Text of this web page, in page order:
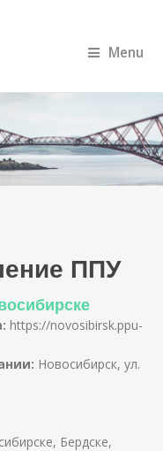
Menu
ППУ
https://novosibirsk.ppu-
Новосибирск, ул.
Бердске,